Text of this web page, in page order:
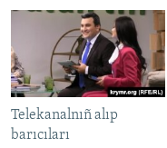
Telekanalnıñ alıp
barıcıları